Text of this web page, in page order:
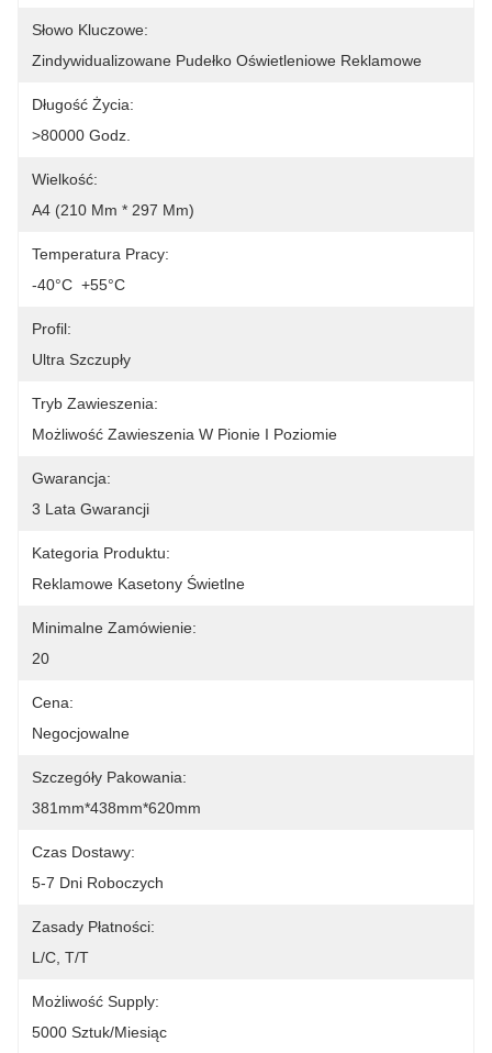
Słowo Kluczowe:
Zindywidualizowane Pudełko Oświetleniowe Reklamowe
Długość Życia:
>80000 Godz.
Wielkość:
A4 (210 Mm * 297 Mm)
Temperatura Pracy:
-40°C ️ +55°C
Profil:
Ultra Szczupły
Tryb Zawieszenia:
Możliwość Zawieszenia W Pionie I Poziomie
Gwarancja:
3 Lata Gwarancji
Kategoria Produktu:
Reklamowe Kasetony Świetlne
Minimalne Zamówienie:
20
Cena:
Negocjowalne
Szczegóły Pakowania:
381mm*438mm*620mm
Czas Dostawy:
5-7 Dni Roboczych
Zasady Płatności:
L/C, T/T
Możliwość Supply:
5000 Sztuk/miesiąc